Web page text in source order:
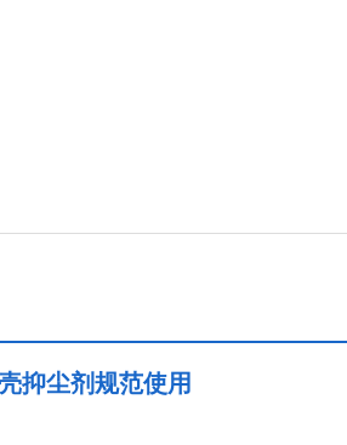
抑尘剂规范使用